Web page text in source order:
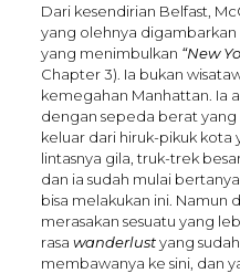
Dari kesendirian Belfast,
yang olehnya
yang menimbulkan “New
Chapter 3). Ia bukan
kemegahan Manhattan. Ia
dengan sepeda berat
keluar dari hiruk-pikuk kota
lintasnya gila, truk-trek
dan ia sudah mulai
bisa melakukan ini. Namun
merasakan sesuatu yang
rasa wanderlustyang
membawanya ke sini, dan